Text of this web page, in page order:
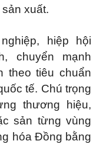
xuất.
hiệp hội
chuyển mạnh
theo tiêu chuẩn
tế. Chú trọng
thương hiệu,
sản từng vùng
hóa Đồng bằng